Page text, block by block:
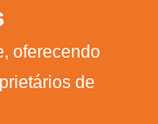
oferecendo
de